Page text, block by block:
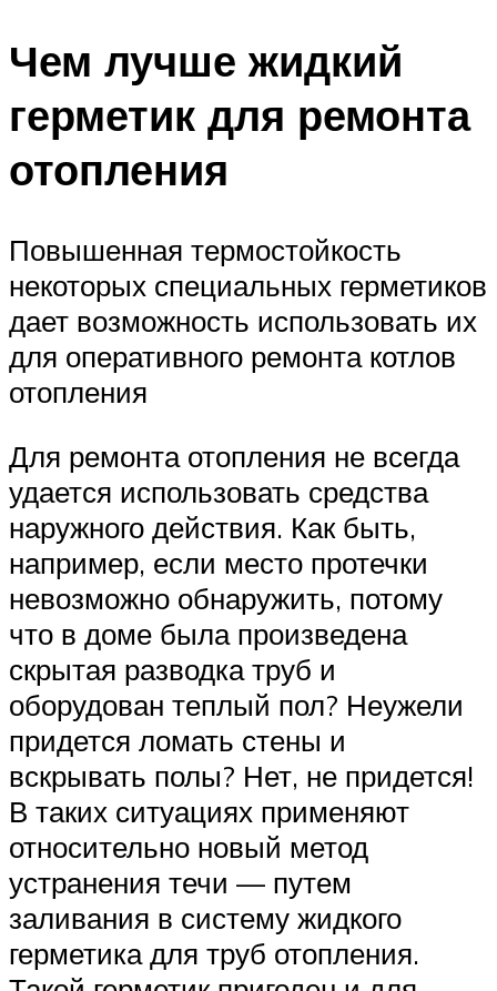
Чем лучше жидкий
герметик для ремонта
отопления
Повышенная термостойкость
некоторых специальных герметиков
дает возможность использовать их
для оперативного ремонта котлов
отопления
Для ремонта отопления не всегда
удается использовать средства
наружного действия. Как быть,
например, если место протечки
невозможно обнаружить, потому
что в доме была произведена
скрытая разводка труб и
оборудован теплый пол? Неужели
придется ломать стены и
вскрывать полы? Нет, не придется!
В таких ситуациях применяют
относительно новый метод
устранения течи — путем
заливания в систему жидкого
герметика для труб отопления.